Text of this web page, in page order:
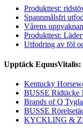
Produkttest:
Spannmålsfri
Vårens
Produkttest:
Utfodring av föl
Upptäck EquusVitalis:
Kentucky
BUSSE
Brands of Q
BUSSE
KYCKLING &